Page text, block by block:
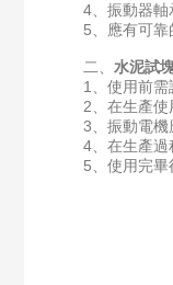
4、振動器軸承
5、應有可靠的
二、 水泥試
1、使用前需試
2、在生產使用
3、振動電機應
4、在生產過程
5、使用完畢後